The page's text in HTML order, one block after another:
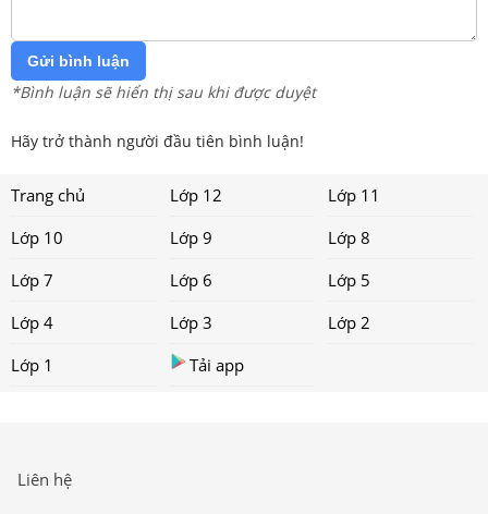
Gửi bình luận
*Bình luận sẽ hiển thị sau khi được duyệt
Hãy trở thành người đầu tiên bình luận!
Trang chủ Lớp 12
Lớp 11
Lớp 10
Lớp 9
Lớp 8
Lớp 7
Lớp 6
Lớp 5
Lớp 4
Lớp 3
Lớp 2
Lớp 1
Tải app
Liên hệ